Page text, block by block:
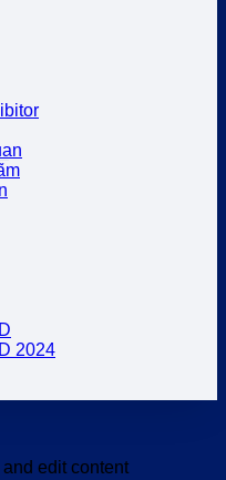
2024
edit content